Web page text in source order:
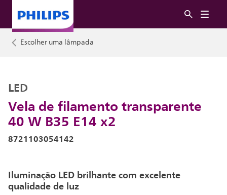
Escolher uma lâmpada
Vela de filamento transparente
40 W B35 E14 x2
LED
8721103054142
Iluminação LED brilhante com excelente
qualidade de luz